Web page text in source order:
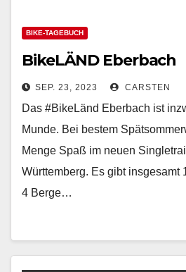
BIKE-TAGEBUCH
BikeLÄND Eberbach
SEP. 23, 2023 CARSTEN
Das #BikeLänd Eberbach ist
Munde. Bei bestem
Menge Spaß im neuen
Württemberg. Es gibt insgesamt
4 Berge…